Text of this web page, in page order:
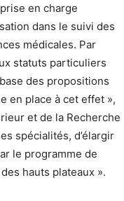
en charge
dans le suivi des
médicales. Par
statuts particuliers
des propositions
en place à cet effet »,
et de la Recherche
spécialités, d’élargir
le programme de
hauts plateaux ».